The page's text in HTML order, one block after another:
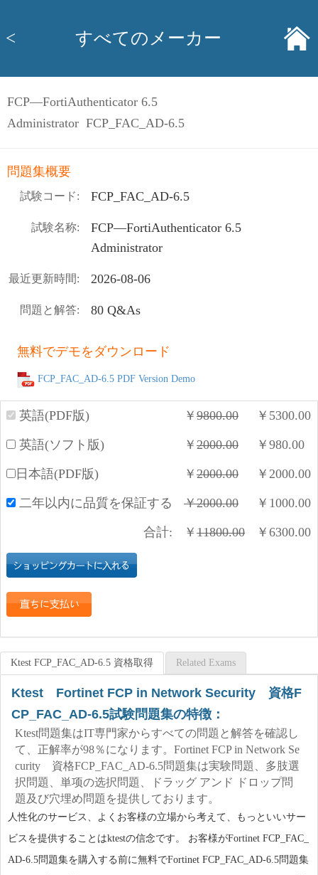
< すべてのメーカー
FCP—FortiAuthenticator 6.5
Administrator FCP_FAC_AD-6.5
問題集概要
試験コード: FCP_FAC_AD-6.5
試験名称:
FCP—FortiAuthenticator 6.5
Administrator
最近更新時間: 2026-08-06
問題と解答: 80 Q&As
無料でデモをダウンロード
FCP_FAC_AD-6.5 PDF Version Demo
英語(PDF版) ￥ 9800.00 ￥ 5300.00
英語(ソフト版) ￥ 2000.00 ￥ 980.00
日本語(PDF版) ￥ 2000.00 ￥ 2000.00
二年以内に品質を保証する ￥2000.00 ￥ 1000.00
合計: ￥ 11800.00 ￥ 6300.00
Ktest FCP_FAC_AD-6.5 資格取得 Related Exams
Ktest Fortinet FCP in Network Security 資格F
CP_FAC_AD-6.5試験問題集の特徴：
Ktest問題集はIT専門家からすべての問題と解答を確認し
て、正解率が98％になります。Fortinet FCP in Network Se
curity 資格FCP_FAC_AD-6.5問題集は実験問題、多肢選
択問題、単项の选択問題、ドラッグ アンド ドロップ問
題及び穴埋め問題を提供しております。
人性化のサービス、よくお客様の立場から考えて、もっといいサー
ビスを提供することはktestの信念です。 お客様がFortinet FCP_FAC_
AD-6.5問題集を購入する前に無料でFortinet FCP_FAC_AD-6.5問題集